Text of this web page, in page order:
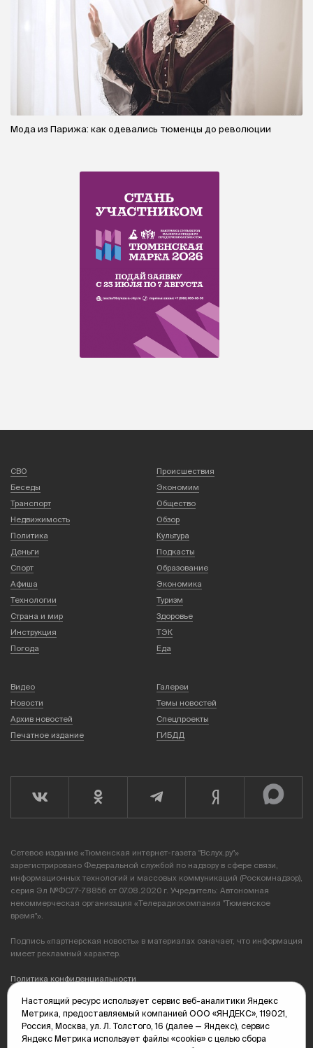
Мода из Парижа: как одевались тюменцы до революции
СВО
Происшествия
Беседы
Экономим
Транспорт
Общество
Недвижимость
Обзор
Политика
Культура
Деньги
Подкасты
Спорт
Образование
Афиша
Экономика
Технологии
Туризм
Страна и мир
Здоровье
Инструкция
ТЭК
Погода
Еда
Видео
Галереи
Новости
Темы новостей
Архив новостей
Спецпроекты
Печатное издание
ГИБДД
Сетевое издание «Тюменская интернет-газета "Вслух.ру"»
зарегистрировано Федеральной службой по надзору в сфере связи,
информационных технологий и массовых коммуникаций (Роскомнадзор),
серия Эл №ФС77-78856 от 07.08.2020 г. Учредитель: Автономная
некоммерческая организация «Телерадиокомпания "Тюменское
время"».
Подпись «партнерская новость» в материалах означает, что информация
имеет рекламный характер.
Политика конфиденциальности
Редакция: 625035, Тюмень, пр. Геологоразведчиков, 28А
(3452) 68-89-05
edit@vsluh.ru
Настоящий ресурс использует сервис веб-аналитики Яндекс
Метрика, предоставляемый компанией ООО «ЯНДЕКС», 119021,
Россия, Москва, ул. Л. Толстого, 16 (далее — Яндекс), сервис
Яндекс Метрика использует файлы «cookie» с целью сбора